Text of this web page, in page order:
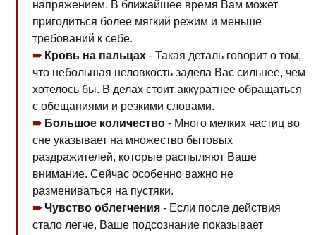
напряжением. В ближайшее время Вам может
пригодиться более мягкий режим и меньше
требований к себе.
Кровь на пальцах - Такая деталь говорит о том,
что небольшая неловкость задела Вас сильнее, чем
хотелось бы. В делах стоит аккуратнее обращаться
с обещаниями и резкими словами.
Большое количество - Много мелких частиц во
сне указывает на множество бытовых
раздражителей, которые распыляют Ваше
внимание. Сейчас особенно важно не
размениваться на пустяки.
Чувство облегчения - Если после действия
стало легче, Ваше подсознание показывает